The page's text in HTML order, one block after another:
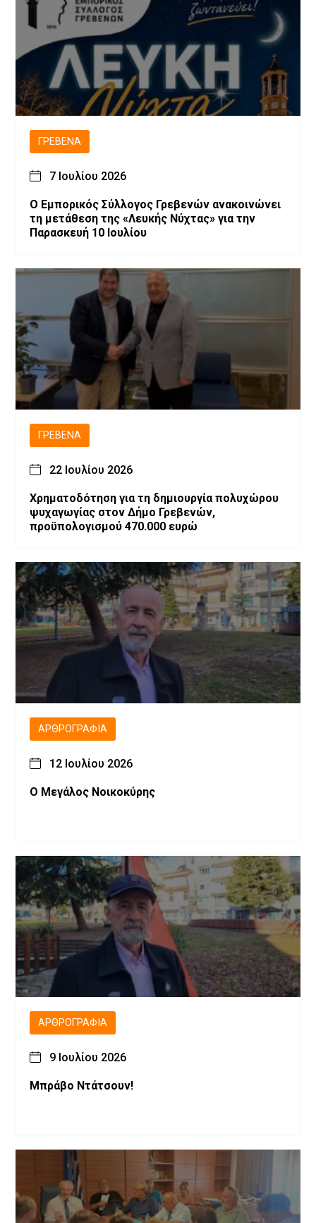
ΓΡΕΒΕΝΆ
7 Ιουλίου 2026
Ο Εμπορικός Σύλλογος Γρεβενών ανακοινώνει
τη μετάθεση της «Λευκής Νύχτας» για την
Παρασκευή 10 Ιουλίου
ΓΡΕΒΕΝΆ
22 Ιουλίου 2026
Χρηματοδότηση για τη δημιουργία πολυχώρου
ψυχαγωγίας στον Δήμο Γρεβενών,
προϋπολογισμού 470.000 ευρώ
ΑΡΘΡΟΓΡΑΦΊΑ
12 Ιουλίου 2026
Ο Μεγάλος Νοικοκύρης
ΑΡΘΡΟΓΡΑΦΊΑ
9 Ιουλίου 2026
Μπράβο Ντάτσουν!